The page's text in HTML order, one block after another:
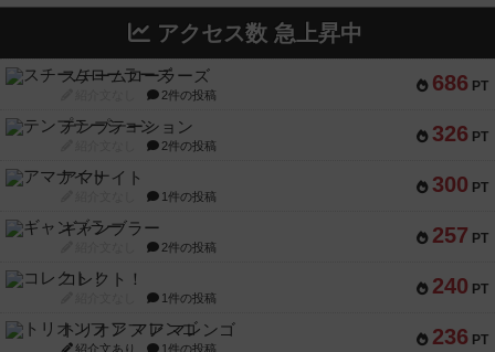
アクセス数 急上昇中
686 PT
スチームローラーズ
2件の投稿
326 PT
テンプテーション
2件の投稿
300 PT
アマナイト
1件の投稿
257 PT
ギャンブラー
2件の投稿
240 PT
コレクト！
1件の投稿
236 PT
トリオンフ ア マレンゴ
紹介文あり 1件の投稿